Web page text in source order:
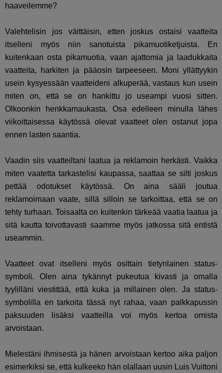
haaveilemme?
Valehtelisin jos väittäisin, etten joskus ostaisi vaatteita
itselleni myös niin sanotuista pikamuotiketjuista. En
kuitenkaan osta pikamuotia, vaan ajattomia ja laadukkaita
vaatteita, harkiten ja pääosin tarpeeseen. Moni yllättyykin
usein kysyessään vaatteideni alkuperää, vastaus kun usein
miten on, että se on hankittu jo useampi vuosi sitten.
Olkoonkin henkkamaukasta. Osa edelleen minulla lähes
viikoittaisessa käytössä olevat vaatteet olen ostanut jopa
ennen lasten saantia.
Vaadin siis vaatteiltani laatua ja reklamoin herkästi. Vaikka
miten vaatetta tarkastelisi kaupassa, saattaa se silti joskus
pettää odotukset käytössä. On aina sääli joutua
reklamoimaan vaate, sillä silloin se tarkoittaa, että se on
tehty turhaan. Toisaalta on kuitenkin tärkeää vaatia laatua ja
sitä kautta toivottavasti saamme myös jatkossa sitä entistä
useammin.
Vaatteet ovat itselleni myös osittain tietynlainen status-
symboli. Olen aina tykännyt pukeutua kivasti ja omalla
tyylilläni viestittää, että kuka ja millainen olen. Ja status-
symbolilla en tarkoita tässä nyt rahaa, vaan palkkapussin
paksuuden lisäksi vaatteilla voi myös kertoa omista
arvoistaan.
Mielestäni ihmisestä ja hänen arvoistaan kertoo aika paljon
esimerkiksi se, että kulkeeko hän olallaan uusin Luis Vuittoni